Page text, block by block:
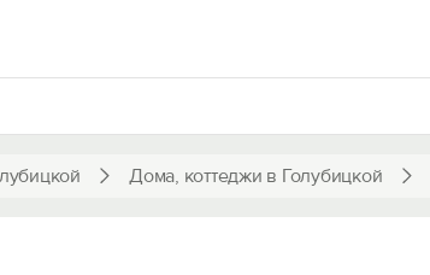
Дома, коттеджи в Голубицкой